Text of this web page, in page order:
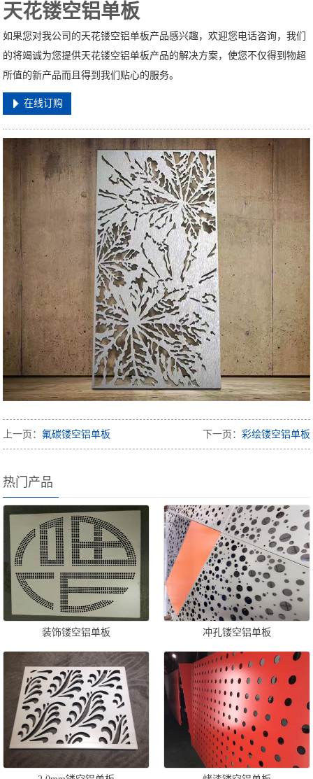
天花镂空铝单板
如果您对我公司的天花镂空铝单板产品感兴趣，欢迎您电话咨询，我们
的将竭诚为您提供天花镂空铝单板产品的解决方案，使您不仅得到物超
所值的新产品而且得到我们贴心的服务。
在线订购
上一页： 氟碳镂空铝单板 下一页： 彩绘镂空铝单板
热门产品
装饰镂空铝单板 冲孔镂空铝单板